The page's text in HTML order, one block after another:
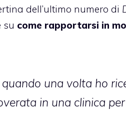
dell’ultimo numero di
su come rapportarsi in
una volta ho
in una clinica